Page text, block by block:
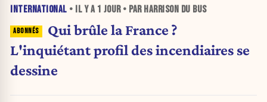
INTERNATIONAL • IL Y A 1 JOUR• PAR HARRISON DU BUS
Qui brûle la France ?
L'inquiétant profil des incendiaires se
dessine